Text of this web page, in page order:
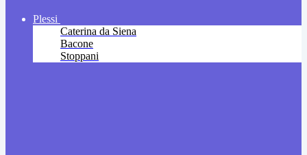
Plessi
Caterina da Siena
Bacone
Stoppani